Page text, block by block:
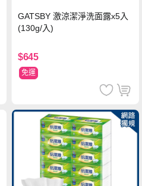
GATSBY 激涼潔淨洗面露x5入
(130g/入)
$645
免運